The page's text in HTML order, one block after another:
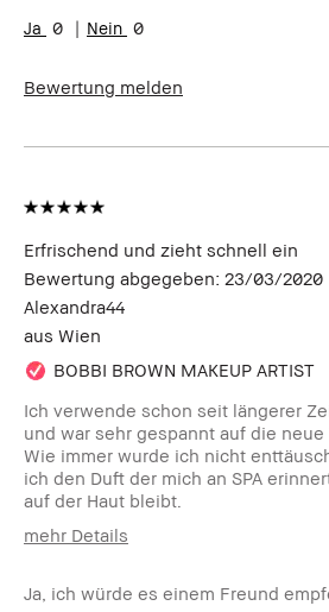
Hautbedürfnis(se):
Produktvorteile:
0 0
Bewertung melden
Erfrischend und zieht schnell ein
Bewertung abgegeben: 23/03/2020
Alexandra44
aus Wien
BOBBI BROWN MAKEUP ARTIST
Ich verwende schon seit längerer
und war sehr gespannt auf die neue
Wie immer wurde ich nicht
ich den Duft der mich an SPA
auf der Haut bleibt.
mehr Details
Hauttyp:
Trocken
Ja, ich würde es einem Freund